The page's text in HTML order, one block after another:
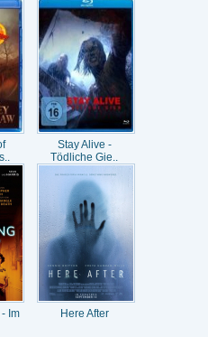
Stay Alive -
Tödliche Gie..
Im
Here After